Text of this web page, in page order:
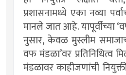
प्रशासनामध्ये एका नव्या
मानले जात आहे. यापूर्वीच्या
नुसार, केवळ मुस्लीम
वफ मंडळा’वर प्रतिनिधित्व
मंडळावर काहीजणांची